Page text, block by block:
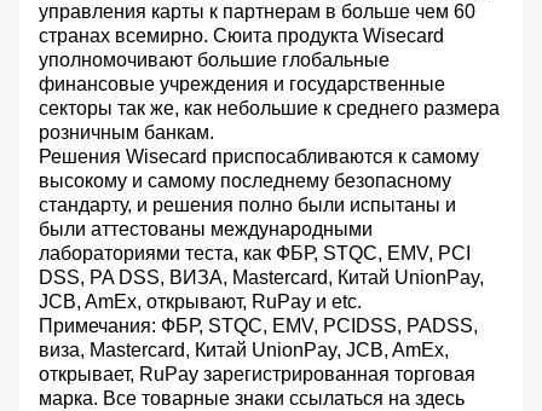
управления карты к партнерам в больше чем 60
странах всемирно. Сюита продукта Wisecard
уполномочивают большие глобальные
финансовые учреждения и государственные
секторы так же, как небольшие к среднего размера
розничным банкам.
Решения Wisecard приспосабливаются к самому
высокому и самому последнему безопасному
стандарту, и решения полно были испытаны и
были аттестованы международными
лабораториями теста, как ФБР, STQC, EMV, PCI
DSS, PA DSS, ВИЗА, Mastercard, Китай UnionPay,
JCB, AmEx, открывают, RuPay и etc.
Примечания: ФБР, STQC, EMV, PCIDSS, PADSS,
виза, Mastercard, Китай UnionPay, JCB, AmEx,
открывает, RuPay зарегистрированная торговая
марка. Все товарные знаки ссылаться на здесь